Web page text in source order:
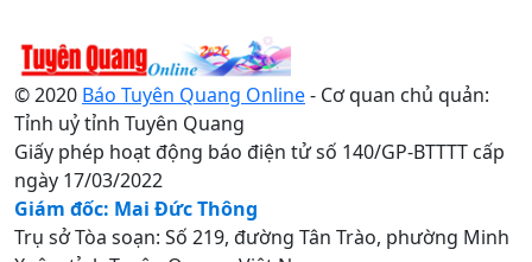
© 2020 Báo Tuyên Quang Online- Cơ quan chủ quản:
Tỉnh uỷ tỉnh Tuyên Quang
Giấy phép hoạt động báo điện tử số 140/GP-BTTTT cấp
ngày 17/03/2022
Giám đốc: Mai Đức Thông
Trụ sở Tòa soạn: Số 219, đường Tân Trào, phường Minh